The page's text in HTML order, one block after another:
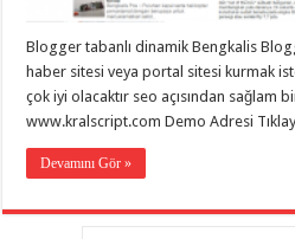
Blogger tabanlı dinamik Bengkalis
haber sitesi veya portal sitesi kurmak
çok iyi olacaktır seo açısından sağlam
www.kralscript.com Demo Adresi
Devamını Gör »